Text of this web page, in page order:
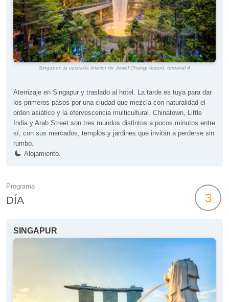
Singapur: la cascada interior de Jewel Changi Airport, terminal 4
Aterrizaje en Singapur y traslado al hotel. La tarde es tuya para dar
los primeros pasos por una ciudad que mezcla con naturalidad el
orden asiático y la efervescencia multicultural. Chinatown, Little
India y Arab Street son tres mundos distintos a pocos minutos entre
sí, con sus mercados, templos y jardines que invitan a perderse sin
rumbo.
Alojamiento.
Programa
DÍA 3
SINGAPUR